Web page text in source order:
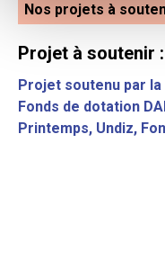
Nos projets à
Projet à soutenir :
Projet soutenu par la
Fonds de dotation
Printemps, Undiz,